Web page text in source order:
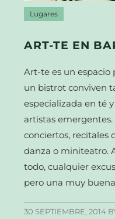
Lugares
ART-TE EN
Art-te es un espacio
un bistrot conviven
especializada en té
artistas
conciertos, recitales
danza o miniteatro.
todo, cualquier
pero una muy
30 SEPTIEMBRE, 2014